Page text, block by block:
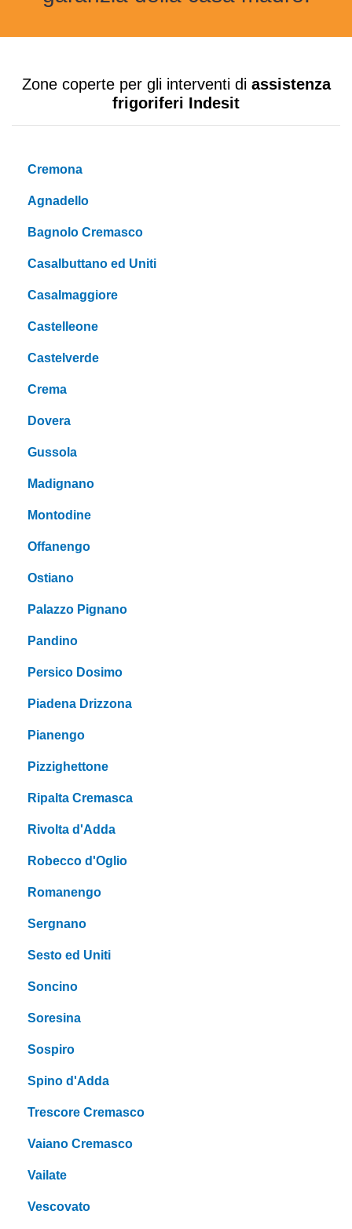
Zone coperte per gli interventi di assistenza
frigoriferi Indesit
Cremona
Agnadello
Bagnolo Cremasco
Casalbuttano ed Uniti
Casalmaggiore
Castelleone
Castelverde
Crema
Dovera
Gussola
Madignano
Montodine
Offanengo
Ostiano
Palazzo Pignano
Pandino
Persico Dosimo
Piadena Drizzona
Pianengo
Pizzighettone
Ripalta Cremasca
Rivolta d'Adda
Robecco d'Oglio
Romanengo
Sergnano
Sesto ed Uniti
Soncino
Soresina
Sospiro
Spino d'Adda
Trescore Cremasco
Vaiano Cremasco
Vailate
Vescovato